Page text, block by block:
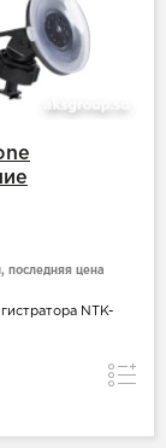
последняя цена
NTK-